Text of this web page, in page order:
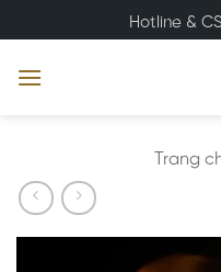
qua
nội
Hotline &
Trang